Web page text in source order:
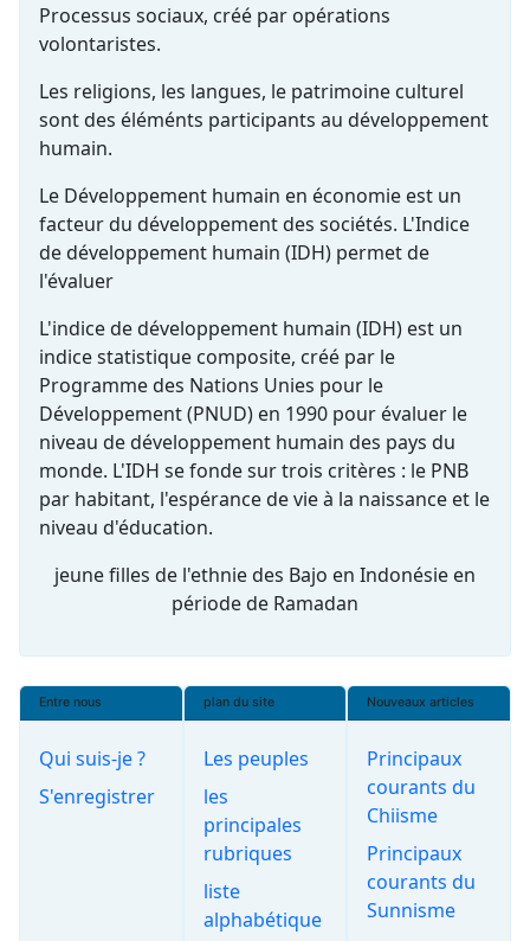
Processus sociaux, créé par opérations
volontaristes.
Les religions, les langues, le patrimoine culturel
sont des éléménts participants au développement
humain.
Le Développement humain en économie est un
facteur du développement des sociétés. L'Indice
de développement humain (IDH) permet de
l'évaluer
L'indice de développement humain (IDH) est un
indice statistique composite, créé par le
Programme des Nations Unies pour le
Développement (PNUD) en 1990 pour évaluer le
niveau de développement humain des pays du
monde. L'IDH se fonde sur trois critères : le PNB
par habitant, l'espérance de vie à la naissance et le
niveau d'éducation.
jeune filles de l'ethnie des Bajo en Indonésie en
période de Ramadan
Entre nous
Qui suis-je ?
S'enregistrer
plan du site
Les peuples
les
principales
rubriques
liste
alphabétique
Nouveaux articles
Principaux
courants du
Chiisme
Principaux
courants du
Sunnisme